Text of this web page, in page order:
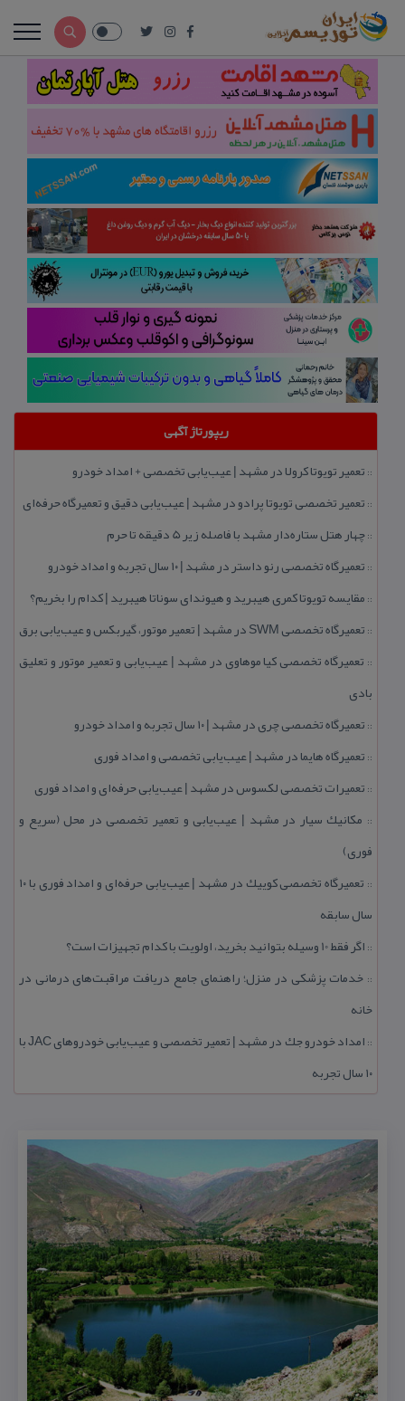
ریپورتاژ آگهی
:: تعمیر تویوتا كرولا در مشهد | عیب‌یابی تخصصی + امداد خودرو
:: تعمیر تخصصی تویوتا پرادو در مشهد | عیب‌یابی دقیق و تعمیرگاه حرفه‌ای
::چهار هتل‌ ستاره‌دار مشهد با فاصله زیر 5 دقیقه تا حرم
:: تعمیرگاه تخصصی رنو داستر در مشهد | ۱۰ سال تجربه و امداد خودرو
:: مقایسه تویوتا كمری هیبرید و هیوندای سوناتا هیبرید | كدام را بخریم؟
:: تعمیرگاه تخصصی SWM در مشهد | تعمیر موتور، گیربكس و عیب‌یابی برق
:: تعمیرگاه تخصصی كیا موهاوی در مشهد | عیب‌یابی و تعمیر موتور و تعلیق
بادی
:: تعمیرگاه تخصصی چری در مشهد | ۱۰ سال تجربه و امداد خودرو
:: تعمیرگاه هایما در مشهد | عیب‌یابی تخصصی و امداد فوری
:: تعمیرات تخصصی لكسوس در مشهد | عیب‌یابی حرفه‌ای و امداد فوری
:: مكانیك سیار در مشهد | عیب‌یابی و تعمیر تخصصی در محل (سریع و
فوری)
::
تعمیرگاه تخصصی كوییك در مشهد | عیب‌یابی حرفه‌ای و امداد فوری با ۱۰
سال سابقه
:: اگر فقط 10 وسیله بتوانید بخرید، اولویت با كدام تجهیزات است؟
:: خدمات پزشكی در منزل؛ راهنمای جامع دریافت مراقبت‌های درمانی در
خانه
::
امداد خودرو جك در مشهد | تعمیر تخصصی و عیب‌یابی خودروهای JAC با
۱۰ سال تجربه